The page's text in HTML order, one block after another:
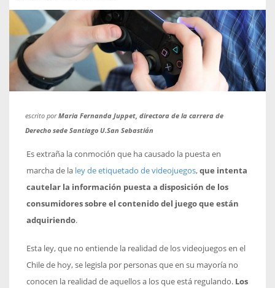
escrito porMaria Fernanda Juppet, directora de la carrera de
Derecho sede Santiago U.San Sebastián
Es extraña la conmoción que ha causado la puesta en
marcha de la ley de etiquetado de videojuegos,que intenta
cautelar la información puesta a disposición de los
consumidores sobre el contenido del juego que están
adquiriendo.
Esta ley, que no entiende la realidad de los videojuegos en el
Chile de hoy, se legisla por personas que en su mayoría no
conocen la realidad de aquellos a los que está regulando. Los